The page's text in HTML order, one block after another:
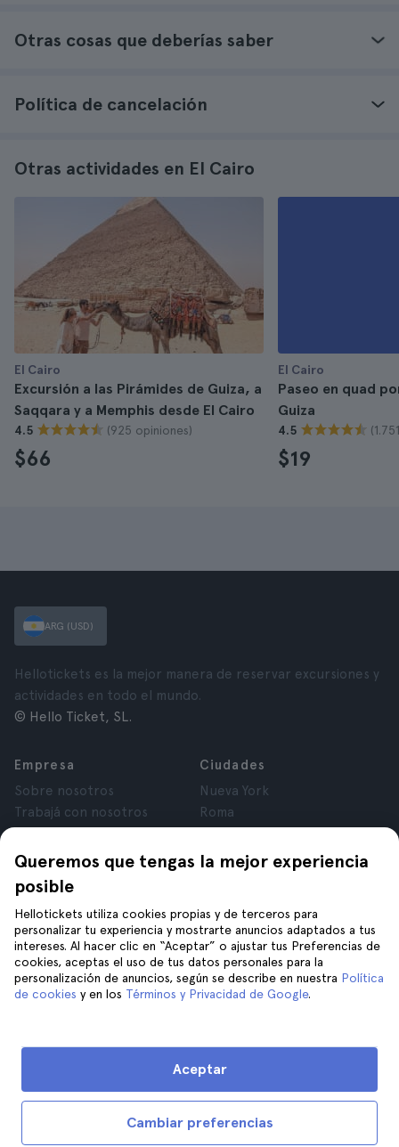
Otras cosas que deberías saber
Política de cancelación
Otras actividades en El Cairo
El Cairo
Excursión a las Pirámides de Guiza, a
Saqqara y a Memphis desde El Cairo
4.5 (925 opiniones)
$66
El Cairo
Paseo en quad
Guiza
4.5
$19
Queremos que tengas la mejor experiencia
posible
Hellotickets utiliza cookies propias y de terceros para
personalizar tu experiencia y mostrarte anuncios adaptados a tus
intereses. Al hacer clic en “Aceptar” o ajustar tus Preferencias de
cookies, aceptas el uso de tus datos personales para la
personalización de anuncios, según se describe en nuestra Política
de cookies y en los Términos y Privacidad de Google.
Cambiar preferencias
Aceptar
ARG (USD)
Hellotickets es la mejor manera de reservar excursiones y
actividades en todo el mundo.
© Hello Ticket, SL.
Empresa
Sobre nosotros
Trabajá con nosotros
Opiniones
Privacidad
Términos y Condiciones
Aviso Legal
Cookies
Ciudades
Nueva York
Roma
Londres
Granada
Tenerife
Ayuda
Unite a nosotros en